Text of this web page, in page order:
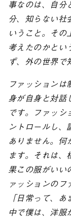
事なのは、自分
分、知らない社
いうこと。その
考えたのかとい
ず、外の世界で
ファッション
身が自身と対話
です。ファッシ
ントロールし、
ありません。何
ます。それは、
果この服がいい
ァッションのフ
「日常って、
中で僕は、洋服